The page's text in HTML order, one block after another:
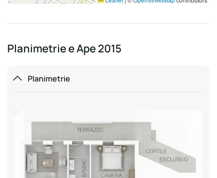
Planimetrie e Ape 2015
Planimetrie